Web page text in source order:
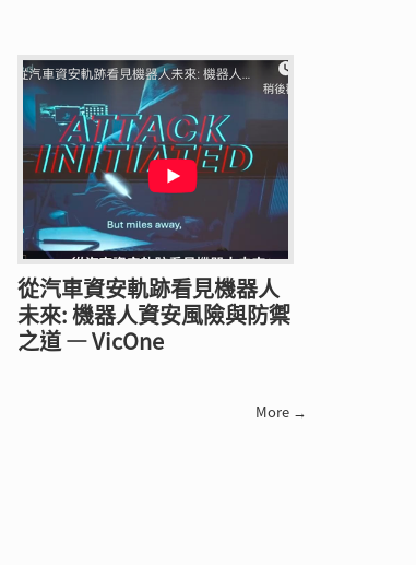
從汽車資安軌跡看見機器人
未來: 機器人資安風險與防禦
之道 — VicOne
More →